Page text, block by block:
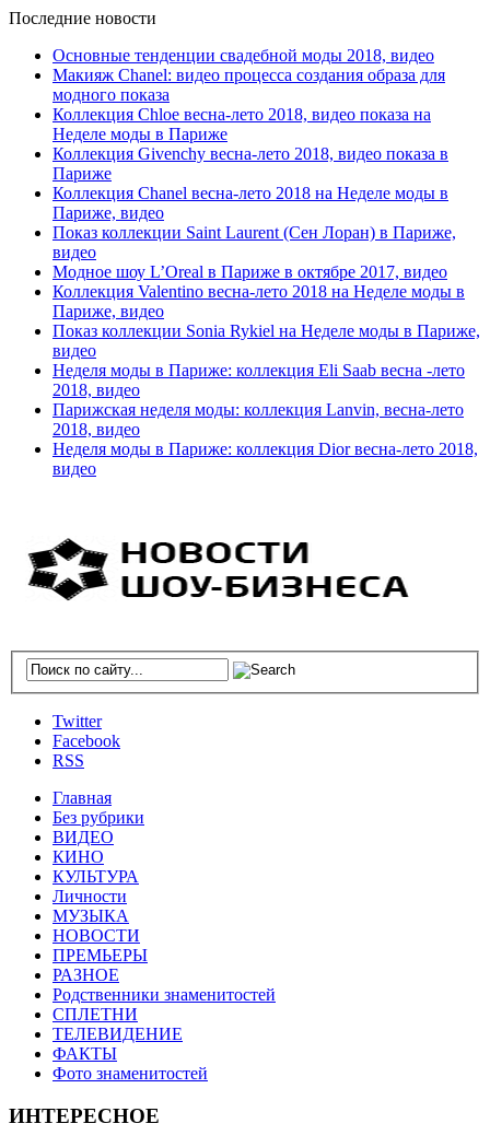
Последние новости
Основные тенденции свадебной моды 2018, видео
Макияж Chanel: видео процесса создания образа для
модного показа
Коллекция Chloe весна-лето 2018, видео показа на
Неделе моды в Париже
Коллекция Givenchy весна-лето 2018, видео показа в
Париже
Коллекция Chanel весна-лето 2018 на Неделе моды в
Париже, видео
Показ коллекции Saint Laurent (Сен Лоран) в Париже,
видео
Модное шоу L’Oreal в Париже в октябре 2017, видео
Коллекция Valentino весна-лето 2018 на Неделе моды в
Париже, видео
Показ коллекции Sonia Rykiel на Неделе моды в Париже,
видео
Неделя моды в Париже: коллекция Eli Saab весна -лето
2018, видео
Парижская неделя моды: коллекция Lanvin, весна-лето
2018, видео
Неделя моды в Париже: коллекция Dior весна-лето 2018,
видео
Twitter
Facebook
RSS
Главная
Без рубрики
ВИДЕО
КИНО
КУЛЬТУРА
Личности
МУЗЫКА
НОВОСТИ
ПРЕМЬЕРЫ
РАЗНОЕ
Родственники знаменитостей
СПЛЕТНИ
ТЕЛЕВИДЕНИЕ
ФАКТЫ
Фото знаменитостей
ИНТЕРЕСНОЕ